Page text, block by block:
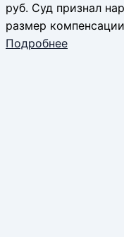
руб. Суд признал
размер
Подробнее